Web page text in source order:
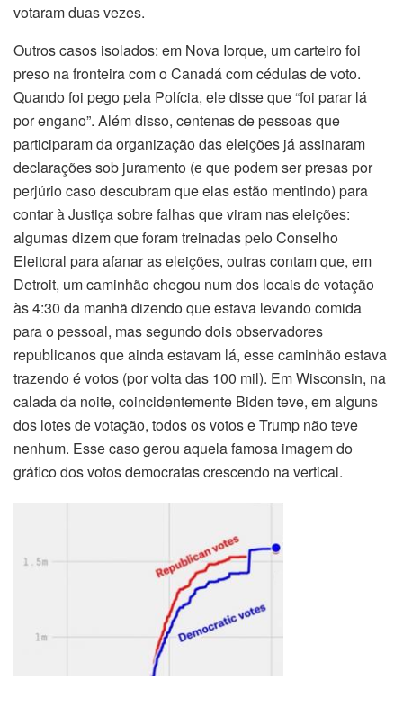
votaram duas vezes.
Outros casos isolados: em Nova Iorque, um carteiro foi
preso na fronteira com o Canadá com cédulas de voto.
Quando foi pego pela Polícia, ele disse que “foi parar lá
por engano”. Além disso, centenas de pessoas que
participaram da organização das eleições já assinaram
declarações sob juramento (e que podem ser presas por
perjúrio caso descubram que elas estão mentindo) para
contar à Justiça sobre falhas que viram nas eleições:
algumas dizem que foram treinadas pelo Conselho
Eleitoral para afanar as eleições, outras contam que, em
Detroit, um caminhão chegou num dos locais de votação
às 4:30 da manhã dizendo que estava levando comida
para o pessoal, mas segundo dois observadores
republicanos que ainda estavam lá, esse caminhão estava
trazendo é votos (por volta das 100 mil). Em Wisconsin, na
calada da noite, coincidentemente Biden teve, em alguns
dos lotes de votação, todos os votos e Trump não teve
nenhum. Esse caso gerou aquela famosa imagem do
gráfico dos votos democratas crescendo na vertical.